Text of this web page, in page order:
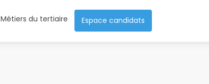
Métiers du tertiaire Espace candidats